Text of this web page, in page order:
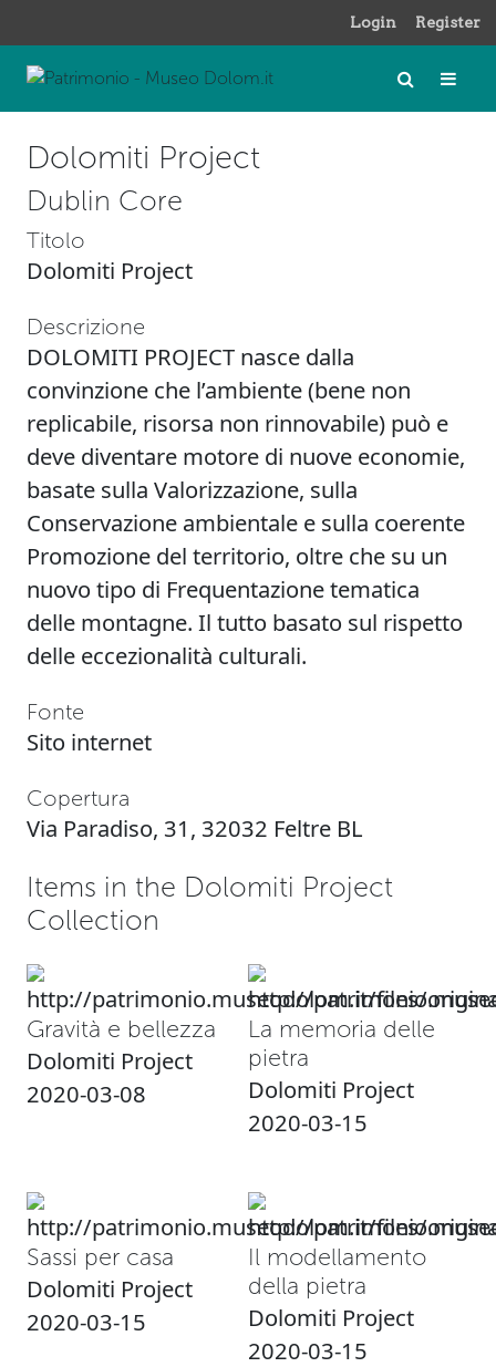
Login Register
Dolomiti Project
Dublin Core
Titolo
Dolomiti Project
Descrizione
DOLOMITI PROJECT nasce dalla
convinzione che l’ambiente (bene non
replicabile, risorsa non rinnovabile) può e
deve diventare motore di nuove economie,
basate sulla Valorizzazione, sulla
Conservazione ambientale e sulla coerente
Promozione del territorio, oltre che su un
nuovo tipo di Frequentazione tematica
delle montagne. Il tutto basato sul rispetto
delle eccezionalità culturali.
Fonte
Sito internet
Copertura
Via Paradiso, 31, 32032 Feltre BL
Items in the Dolomiti Project
Collection
Gravità e bellezza
Dolomiti Project
2020-03-08
La memoria delle
pietra
Dolomiti Project
2020-03-15
Sassi per casa
Dolomiti Project
2020-03-15
Il modellamento
della pietra
Dolomiti Project
2020-03-15